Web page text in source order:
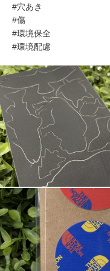
#穴あき
#傷
#環境保全
#環境配慮